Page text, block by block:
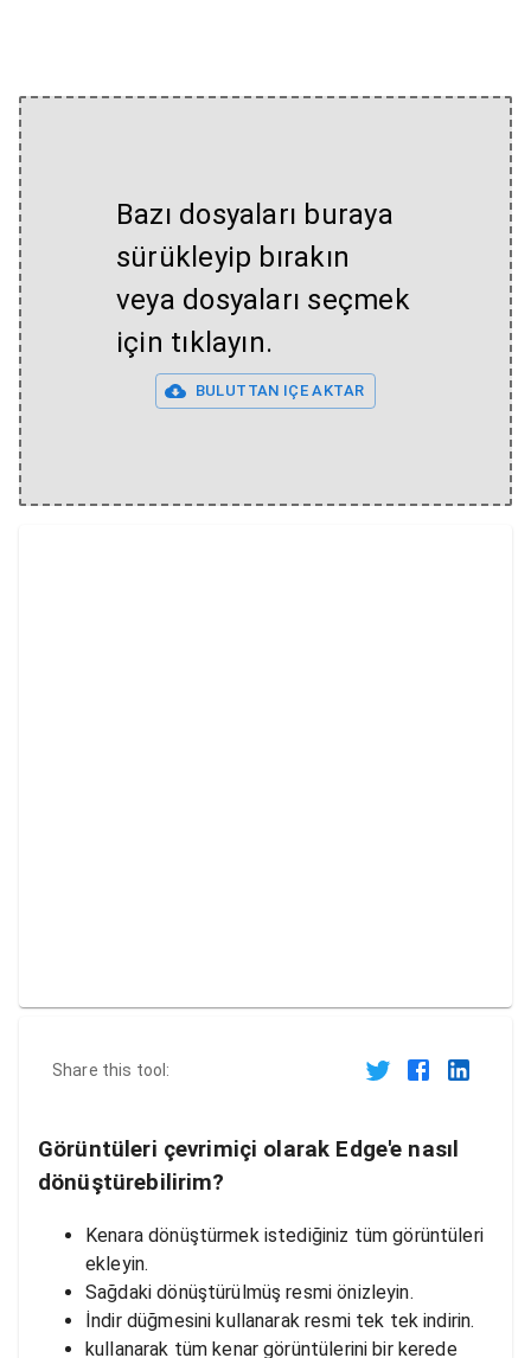
Bazı dosyaları buraya
sürükleyip bırakın
veya dosyaları seçmek
için tıklayın.
BULUTTAN IÇE AKTAR
Share this tool:
Görüntüleri çevrimiçi olarak Edge'e nasıl
dönüştürebilirim?
Kenara dönüştürmek istediğiniz tüm görüntüleri
ekleyin.
Sağdaki dönüştürülmüş resmi önizleyin.
İndir düğmesini kullanarak resmi tek tek indirin.
kullanarak tüm kenar görüntülerini bir kerede